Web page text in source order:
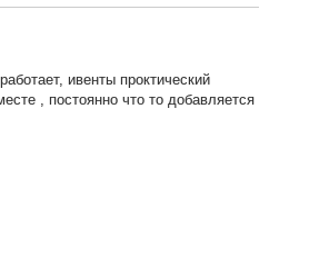
ивенты проктический
, постоянно что то добавляется